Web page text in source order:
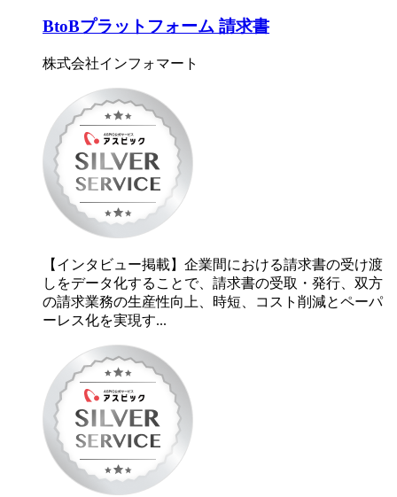
BtoBプラットフォーム 請求書
株式会社インフォマート
【インタビュー掲載】企業間における請求書の受け渡
しをデータ化することで、請求書の受取・発行、双方
の請求業務の生産性向上、時短、コスト削減とペーパ
ーレス化を実現す...